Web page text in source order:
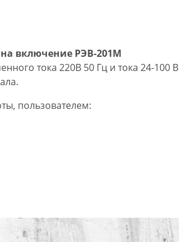
включение РЭВ-201М
тока 220В 50 Гц и тока 24-100 В
пользователем: